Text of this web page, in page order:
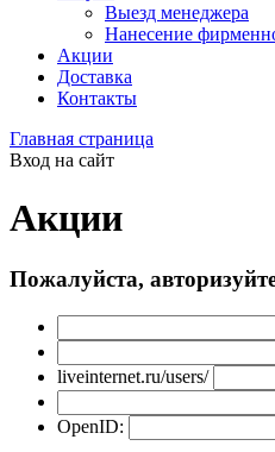
Выезд менеджера
Нанесение
Акции
Доставка
Контакты
Главная страница
Вход на сайт
Акции
Пожалуйста,
liveinternet.ru/users/
OpenID: